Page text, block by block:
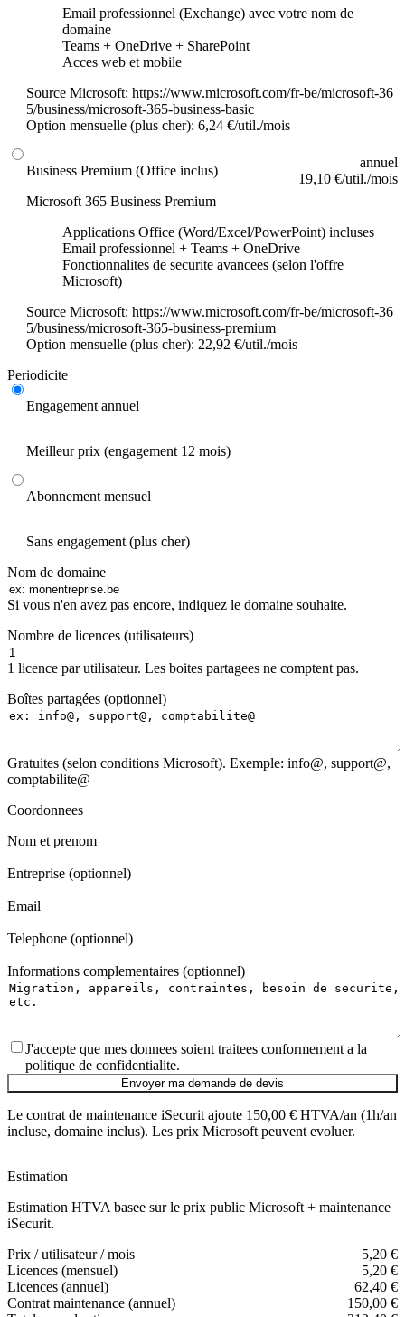
Email professionnel (Exchange) avec votre nom de
domaine
Teams + OneDrive + SharePoint
Acces web et mobile
Source Microsoft: https://www.microsoft.com/fr-be/microsoft-36
5/business/microsoft-365-business-basic
Option mensuelle (plus cher): 6,24 €/util./mois
Business Premium (Office inclus)
annuel
19,10 €/util./mois
Microsoft 365 Business Premium
Applications Office (Word/Excel/PowerPoint) incluses
Email professionnel + Teams + OneDrive
Fonctionnalites de securite avancees (selon l'offre
Microsoft)
Source Microsoft: https://www.microsoft.com/fr-be/microsoft-36
5/business/microsoft-365-business-premium
Option mensuelle (plus cher): 22,92 €/util./mois
Periodicite
Engagement annuel
Meilleur prix (engagement 12 mois)
Abonnement mensuel
Sans engagement (plus cher)
Nom de domaine
Si vous n'en avez pas encore, indiquez le domaine souhaite.
Nombre de licences (utilisateurs)
1 licence par utilisateur. Les boites partagees ne comptent pas.
Boîtes partagées (optionnel)
Gratuites (selon conditions Microsoft). Exemple: info@, support@,
comptabilite@
Coordonnees
Nom et prenom
Entreprise (optionnel)
Email
Telephone (optionnel)
Informations complementaires (optionnel)
J'accepte que mes donnees soient traitees conformement a la
politique de confidentialite.
Envoyer ma demande de devis
Le contrat de maintenance iSecurit ajoute 150,00 € HTVA/an (1h/an
incluse, domaine inclus). Les prix Microsoft peuvent evoluer.
Estimation
Estimation HTVA basee sur le prix public Microsoft + maintenance
iSecurit.
Prix / utilisateur / mois
5,20 €
Licences (mensuel)
5,20 €
Licences (annuel)
62,40 €
Contrat maintenance (annuel)
150,00 €